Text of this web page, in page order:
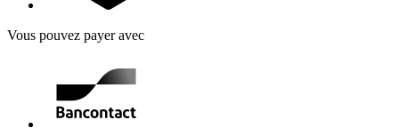
Vous pouvez payer avec